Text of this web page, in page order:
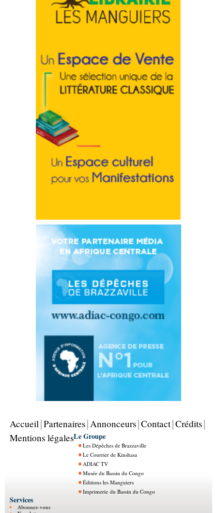
Accueil Partenaires Annonceurs Contact Crédits
Mentions légalesLe Groupe
Les Dépêches de Brazzaville
Le Courrier de Kinshasa
ADIAC TV
Musée du Bassin du Congo
Éditions les Manguiers
Imprimerie du Bassin du Congo
Services
Abonnez-vous